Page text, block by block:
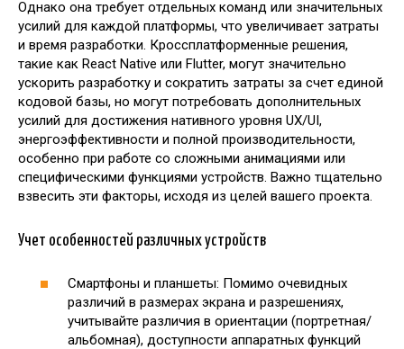
Однако она требует отдельных команд или значительных
усилий для каждой платформы, что увеличивает затраты
и время разработки. Кроссплатформенные решения,
такие как React Native или Flutter, могут значительно
ускорить разработку и сократить затраты за счет единой
кодовой базы, но могут потребовать дополнительных
усилий для достижения нативного уровня UX/UI,
энергоэффективности и полной производительности,
особенно при работе со сложными анимациями или
специфическими функциями устройств. Важно тщательно
взвесить эти факторы, исходя из целей вашего проекта.
Учет особенностей различных устройств
Смартфоны и планшеты: Помимо очевидных
различий в размерах экрана и разрешениях,
учитывайте различия в ориентации (портретная/
альбомная), доступности аппаратных функций